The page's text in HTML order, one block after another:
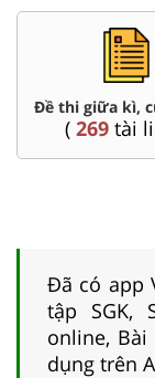
Đề thi giữa kì,
( 269tài
Đã có app
tập SGK,
online,
dụng trên